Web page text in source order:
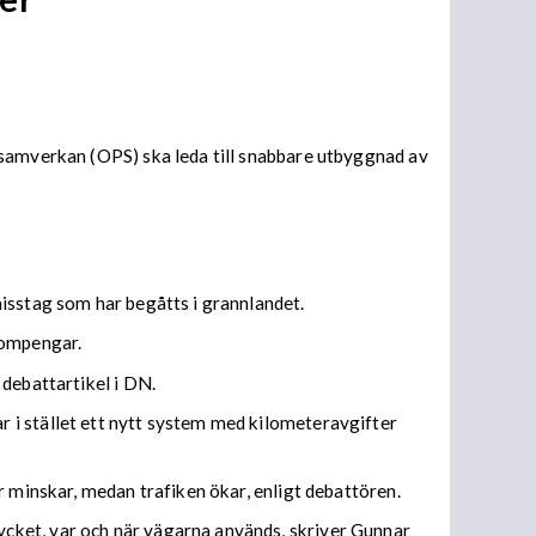
(OPS) ska leda till snabbare utbyggnad av
som har begåtts i grannlandet.
i DN.
i stället ett nytt system med kilometeravgifter
medan trafiken ökar, enligt debattören.
var och när vägarna används, skriver Gunnar